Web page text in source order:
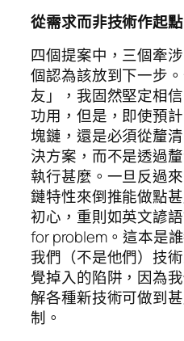
從需求而非技術作起點
四個提案中，三個牽
個認為該放到下一步
友」，我固然堅定相
功用，但是，即使預
塊鏈，還是必須從釐
決方案，而不是透過
執行甚麼。一旦反過
鏈特性來倒推能做點
初心，重則如英文諺
for problem。這本是
我們（不是他們）技
覺掉入的陷阱，因為
解各種新技術可做到
制。